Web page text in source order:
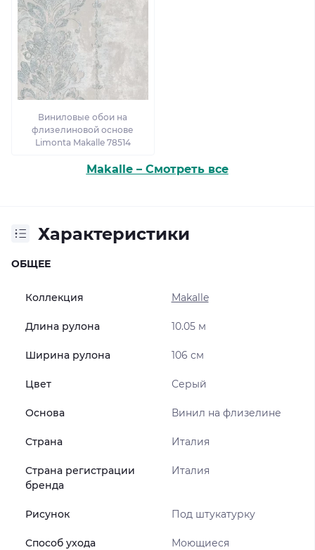
Виниловые обои на
флизелиновой основе
Limonta Makalle 78514
Makalle – Смотреть все
Характеристики
ОБЩЕЕ
Коллекция Makalle
Длина рулона 10.05 м
Ширина рулона 106 см
Цвет Серый
Основа Винил на флизелине
Страна Италия
Страна регистрации
бренда
Италия
Рисунок Под штукатурку
Способ ухода Моющиеся